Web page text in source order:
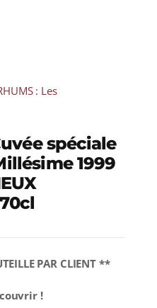
: Les
spéciale
1999
PAR CLIENT **
!